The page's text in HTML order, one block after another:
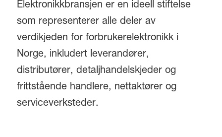
Elektronikkbransjen er en ideell stiftelse
som representerer alle deler av
verdikjeden for forbrukerelektronikk i
Norge, inkludert leverandører,
distributører, detaljhandelskjeder og
frittstående handlere, nettaktører og
serviceverksteder.